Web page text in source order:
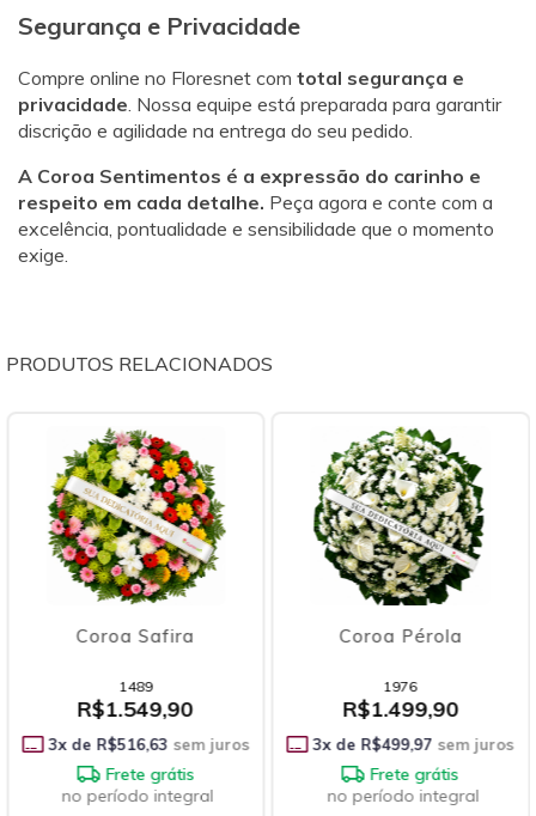
Segurança e Privacidade
Compre online no Floresnet com total segurança e
privacidade. Nossa equipe está preparada para garantir
discrição e agilidade na entrega do seu pedido.
A Coroa Sentimentos é a expressão do carinho e
respeito em cada detalhe. Peça agora e conte com a
excelência, pontualidade e sensibilidade que o momento
exige.
PRODUTOS RELACIONADOS
Coroa Safira
1489
R$1.549,90
3x de R$516,63 sem juros
Frete grátis
no período integral
Coroa Pérola
1976
R$1.499,90
3x de R$499,97 sem juros
Frete grátis
no período integral